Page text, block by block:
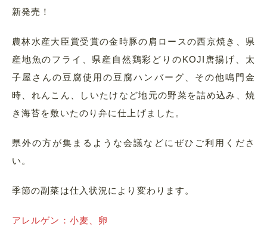
新発売！
農林水産大臣賞受賞の金時豚の肩ロースの西京焼き、県
産地魚のフライ、県産自然鶏彩どりのKOJI唐揚げ、太
子屋さんの豆腐使用の豆腐ハンバーグ、その他鳴門金
時、れんこん、しいたけなど地元の野菜を詰め込み、焼
き海苔を敷いたのり弁に仕上げました。
県外の方が集まるような会議などにぜひご利用くださ
い。
季節の副菜は仕入状況により変わります。
アレルゲン：小麦、卵